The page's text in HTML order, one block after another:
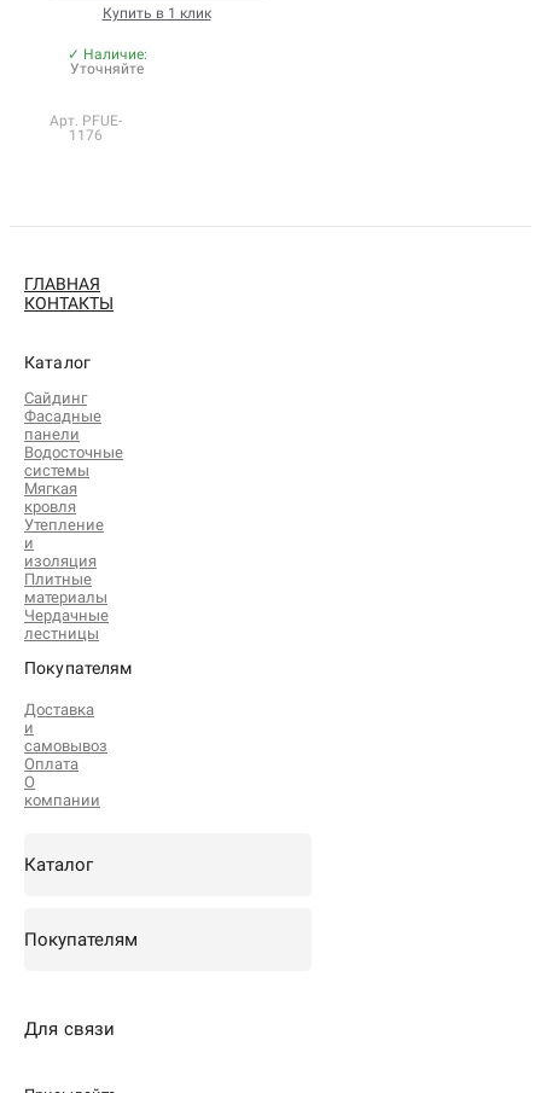
Купить в 1 клик
✓ Наличие:
Уточняйте
Арт. PFUE-
1176
ГЛАВНАЯ
КОНТАКТЫ
Каталог
Сайдинг
Фасадные
панели
Водосточные
системы
Мягкая
кровля
Утепление
и
изоляция
Плитные
материалы
Чердачные
лестницы
Покупателям
Доставка
и
самовывоз
Оплата
О
компании
Каталог
Покупателям
Для связи